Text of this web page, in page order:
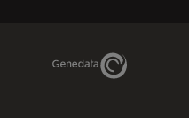
Genedata Link